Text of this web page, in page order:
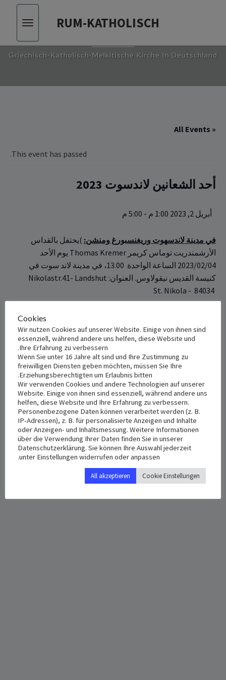
RUM-KATHOLISCH
Toggle
RUM-KATHOLISCH
Griechisch-Katholisch-Melkitische Kirche In Deutschland
« All Events
This event has passed.
أحد الشعانين لاندسوت 2023
أبريل 2, 2023 1:00 م - 5:00 م
في مدينة لاندسهوت وريغنسبورغ ومنشن:‏ )يحتفل بالقداس
الأرشمندريت توماس كريمر Thomas Kremer يوم الأحد
02/04/‏‎‏23‏‎‏20 الساعة الواحدة ‏‏‎00‎‏.‏‎13‎، في مدينة لاند سوت في
كنيسة القديس نيقولاوس. ‏العنوان: ‏‏Nikolastr.41- Landshut
84034 ‎‏ ‏‎- ‎‏St. Nikola ‎
DETAILS
أبريل 2, 2023
Time:
1:00 م - 5:00 م
VENUE
St. Nikola
Nikolastr 41
Landshut, 84034 Germany +
Google Map
Cookies
Wir nutzen Cookies auf unserer Website. Einige von ihnen sind
essenziell, während andere uns helfen, diese Website und
Ihre Erfahrung zu verbessern.
Wenn Sie unter 16 Jahre alt sind und Ihre Zustimmung zu
freiwilligen Diensten geben möchten, müssen Sie Ihre
Erziehungsberechtigten um Erlaubnis bitten.
Wir verwenden Cookies und andere Technologien auf unserer
Website. Einige von ihnen sind essenziell, während andere uns
helfen, diese Website und Ihre Erfahrung zu verbessern.
Personenbezogene Daten können verarbeitet werden (z. B.
IP-Adressen), z. B. für personalisierte Anzeigen und Inhalte
oder Anzeigen- und Inhaltsmessung. Weitere Informationen
über die Verwendung Ihrer Daten finden Sie in unserer
Datenschutzerklärung. Sie können Ihre Auswahl jederzeit
unter Einstellungen widerrufen oder anpassen.
Cookie Einstellungen
All akzeptieren